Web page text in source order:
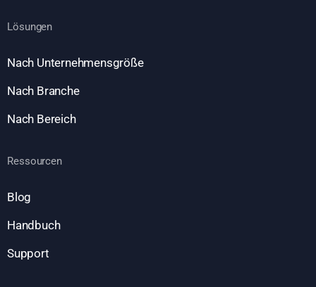
Lösungen
Nach Unternehmensgröße
Nach Branche
Nach Bereich
Ressourcen
Blog
Handbuch
Support